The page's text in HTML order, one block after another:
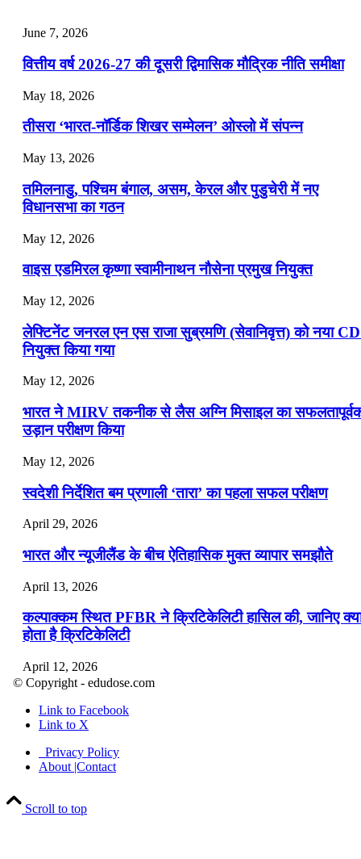
June 7, 2026
वित्तीय वर्ष 2026-27 की दूसरी द्विमासिक मौद्रिक नीति समीक्षा
May 18, 2026
तीसरा ‘भारत-नॉर्डिक शिखर सम्मेलन’ ओस्लो में संपन्न
May 13, 2026
तमिलनाडु, पश्चिम बंगाल, असम, केरल और पुडुचेरी में नए
विधानसभा का गठन
May 12, 2026
वाइस एडमिरल कृष्णा स्वामीनाथन नौसेना प्रमुख नियुक्त
May 12, 2026
लेफ्टिनेंट जनरल एन एस राजा सुब्रमणि (सेवानिवृत्त) को नया
नियुक्त किया गया
May 12, 2026
भारत ने MIRV तकनीक से लैस अग्नि मिसाइल का
उड़ान परीक्षण किया
May 12, 2026
स्वदेशी निर्देशित बम प्रणाली ‘तारा’ का पहला सफल परीक्षण
April 29, 2026
भारत और न्यूजीलैंड के बीच ऐतिहासिक मुक्त व्यापार समझौते
April 13, 2026
कल्पाक्कम स्थित PFBR ने क्रिटिकेलिटी हासिल की, जानिए
होता है क्रिटिकेलिटी
April 12, 2026
April 9, 2026
नासा का आर्टेमिस-2 मिशन: मनुष्य एक बार फिर से चंद्रमा के
पहुंचा
April 7, 2026
© Copyright - edudose.com
Link to Facebook
Link to X
Privacy Policy
About |Contact
Scroll to top